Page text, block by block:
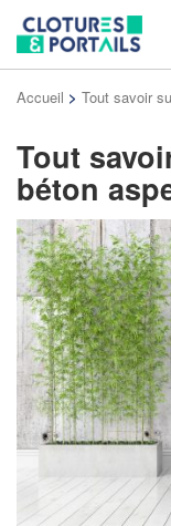
Accueil > Tout savoir
Tout
béton